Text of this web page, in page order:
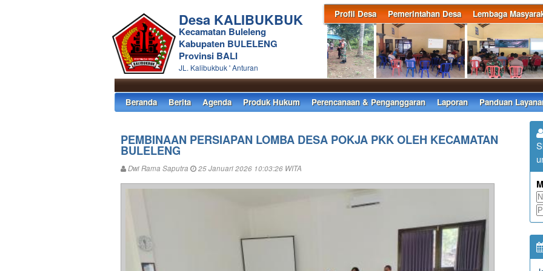
Profil Desa Pemerintahan Desa Lembaga
Desa KALIBUKBUK
Kecamatan Buleleng
Kabupaten BULELENG
Provinsi BALI
JL. Kalibukbuk ' Anturan
Beranda Berita Agenda Produk Hukum Perencanaan & Penganggaran Laporan Panduan
PEMBINAAN PERSIAPAN LOMBA DESA POKJA PKK OLEH KECAMATAN
BULELENG
Dwi Rama Saputra 25 Januari 2026 10:03:26 WITA